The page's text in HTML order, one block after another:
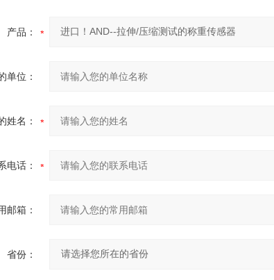
产品：
单位：
姓名：
电话：
邮箱：
省份：